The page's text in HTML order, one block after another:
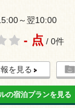
～翌10:00
- 点 / 0件
を見る
の宿泊プランを見る